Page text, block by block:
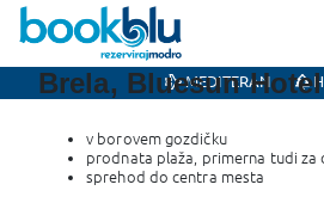
MEDITERAN
Brela, Bluesun
v borovem gozdičku
prodnata plaža, primerna tudi za
sprehod do centra mesta